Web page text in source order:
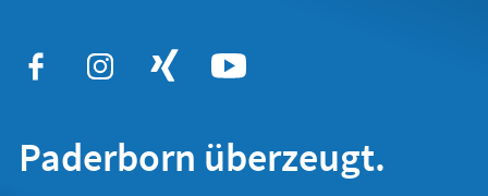
Paderborn überzeugt.